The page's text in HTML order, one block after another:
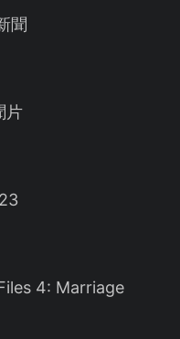
聞
片
4: Marriage